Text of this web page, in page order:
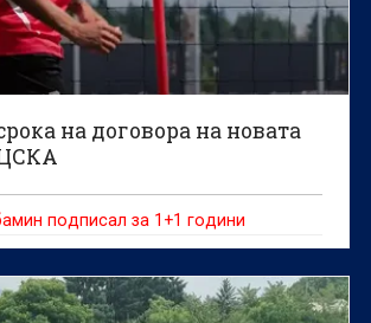
на договора на новата
подписал за 1+1 години